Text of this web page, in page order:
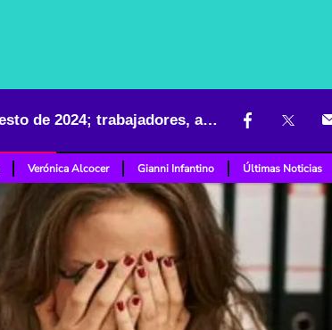
Les darán duro a varios salarios en Colombia con impuesto de 2024; trabajadores, afectados
Verónica Alcocer Gianni Infantino Últimas Noticias